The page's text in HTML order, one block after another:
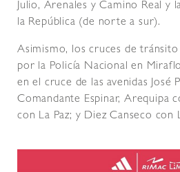
Julio, Arenales y Camino Real y
la República (de norte a sur).
Asimismo, los cruces de
por la Policía Nacional en
en el cruce de las avenidas José
Comandante Espinar, Arequipa
con La Paz; y Diez Canseco con